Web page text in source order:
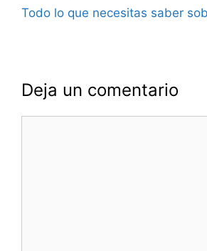
Todo lo que necesitas saber
Deja un comentario